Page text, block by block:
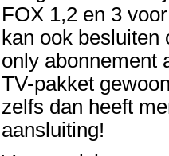
FOX 1,2 en 3
kan ook besluiten
only abonnement
TV-pakket
zelfs dan heeft
aansluiting!